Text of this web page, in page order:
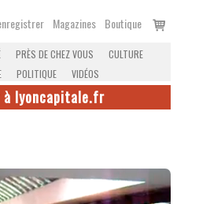
Magazines Boutique
Voir
PRÈS DE CHEZ VOUS
CULTURE
POLITIQUE VIDÉOS
à lyoncapitale.fr